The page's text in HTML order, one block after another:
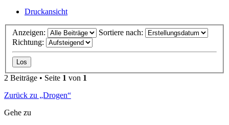
Druckansicht
Anzeigen:
Sortiere nach:
Richtung:
2 Beiträge • Seite 1 von 1
Zurück zu „Drogen“
Gehe zu